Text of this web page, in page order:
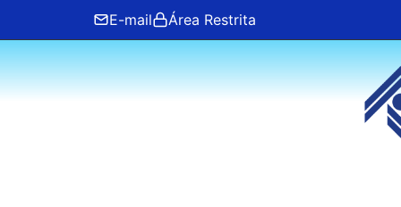
content
E-mail Área Restrita